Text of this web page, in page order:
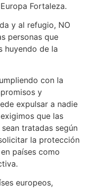
Fortaleza.
y al refugio, NO
personas que
huyendo de la
con la
y
expulsar a nadie
que las
tratadas según
la protección
países como
europeos,